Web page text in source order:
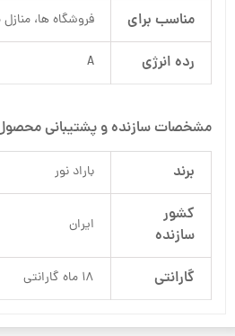
مناسب برای فروشگاه ها،
رده انرژی A
مشخصات سازنده و پشتیبانی
برند باراد نور
کشور
سازنده
ایران
گارانتی 18 ماه گارانتی